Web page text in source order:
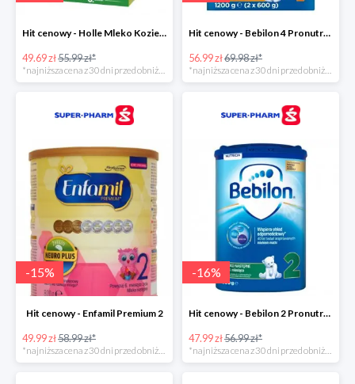
Hit cenowy - Holle Mleko Kozie 2 Bio
49.69 zł55.99 zł*
Hit cenowy - Bebilon 4 Pronutra-Advance
56.99 zł69.98 zł*
-15%
Hit cenowy - Enfamil Premium 2
49.99 zł58.99 zł*
-16%
Hit cenowy - Bebilon 2 Pronutra-Advance
47.99 zł56.99 zł*